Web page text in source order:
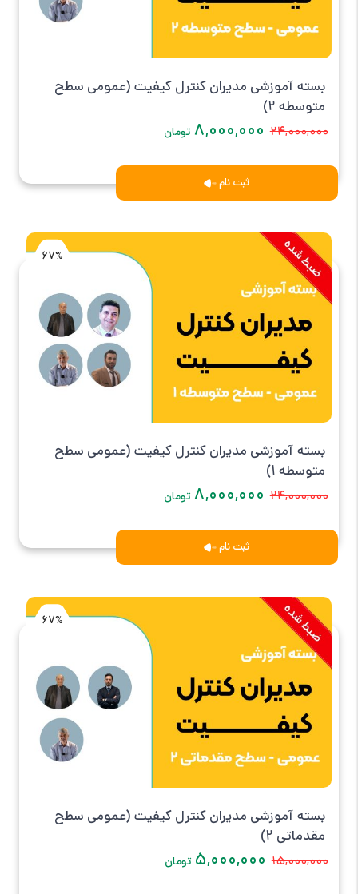
بسته آموزشی مدیران کنترل کیفیت (عمومی سطح
متوسطه 2)
۲۴,۰۰۰,۰۰۰ ۸,۰۰۰,۰۰۰ تومان
ثبت نام
67%
بسته آموزشی مدیران کنترل کیفیت (عمومی سطح
متوسطه 1)
۲۴,۰۰۰,۰۰۰ ۸,۰۰۰,۰۰۰ تومان
ثبت نام
67%
بسته آموزشی مدیران کنترل کیفیت (عمومی سطح
مقدماتی 2)
۱۵,۰۰۰,۰۰۰ ۵,۰۰۰,۰۰۰ تومان